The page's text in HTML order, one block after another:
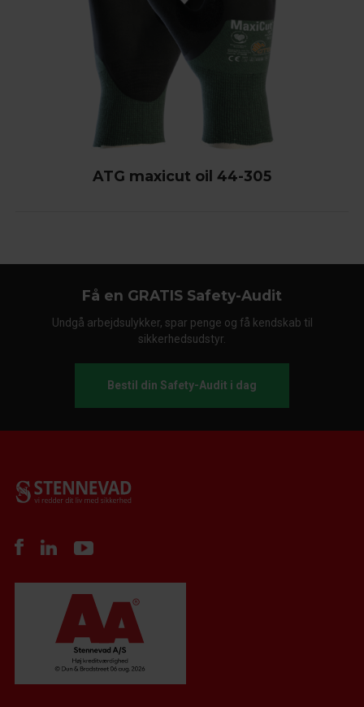
ATG maxicut oil 44-305
Få en GRATIS Safety-Audit
Undgå arbejdsulykker, spar penge og få kendskab til
sikkerhedsudstyr.
Bestil din Safety-Audit i dag